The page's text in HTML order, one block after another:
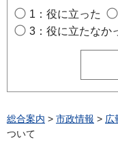
1：役に立った
3：役に立たなか
総合案内 > 市政情報 > 広
ついて